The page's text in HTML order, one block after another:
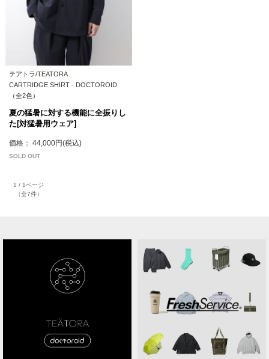
テアトラ/TEATORA
CARTRIDGE SHIRT - DOCTOROID
（全2色）
夏の猛暑に対する機能に全振りし
た[対猛暑用ウェア]
価格： 44,000円(税込)
SOLD OUT
1 / 1ページ
（全7件）